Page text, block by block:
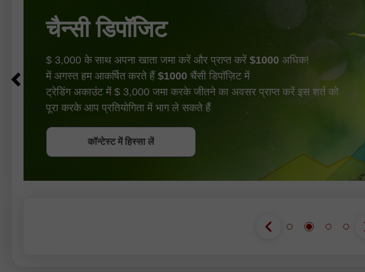
चैन्सी डिपॉजिट
$ 3,000 के साथ अपना खाता जमा करें और प्राप्त करें $1000 अधिक!
में अगस्त हम आकर्षित करते हैं $1000 चैंसी डिपॉज़िट में
ट्रेडिंग अकाउंट में $ 3,000 जमा करके जीतने का अवसर प्राप्त करें इस शर्त को
पूरा करके आप प्रतियोगिता में भाग ले सकते हैं
कॉन्टेस्ट में हिस्सा लें
कॉन्टेस्ट में हिस्सा लें